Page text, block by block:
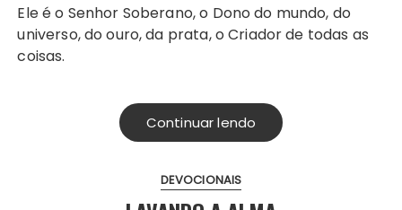
Ele é o Senhor Soberano, o Dono do mundo, do
universo, do ouro, da prata, o Criador de todas as
coisas.
Continuar lendo
DEVOCIONAIS